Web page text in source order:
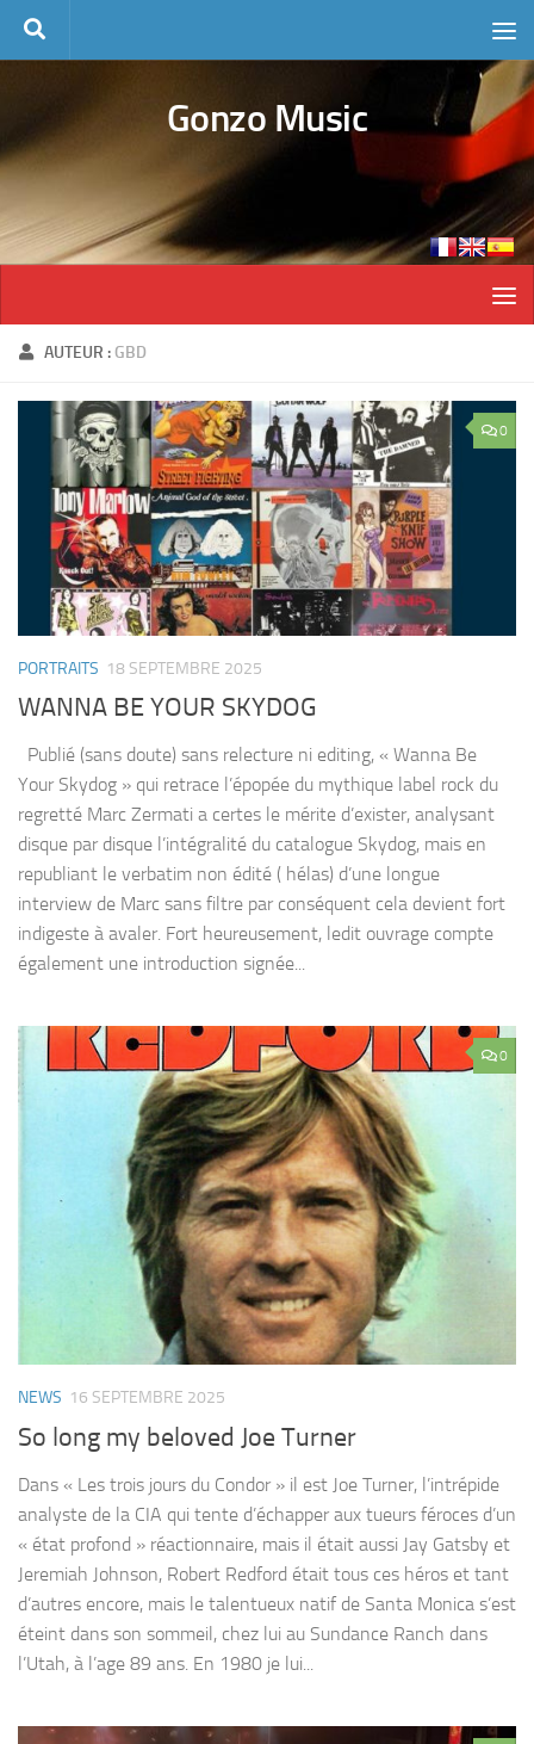
Skip to content
Gonzo Music
AUTEUR : GBD
0
PORTRAITS 18 SEPTEMBRE 2025
WANNA BE YOUR SKYDOG
Publié (sans doute) sans relecture ni editing, « Wanna Be
Your Skydog » qui retrace l’épopée du mythique label rock du
regretté Marc Zermati a certes le mérite d’exister, analysant
disque par disque l’intégralité du catalogue Skydog, mais en
republiant le verbatim non édité ( hélas) d’une longue
interview de Marc sans filtre par conséquent cela devient fort
indigeste à avaler. Fort heureusement, ledit ouvrage compte
également une introduction signée...
0
NEWS 16 SEPTEMBRE 2025
So long my beloved Joe Turner
Dans « Les trois jours du Condor » il est Joe Turner, l’intrépide
analyste de la CIA qui tente d’échapper aux tueurs féroces d’un
« état profond » réactionnaire, mais il était aussi Jay Gatsby et
Jeremiah Johnson, Robert Redford était tous ces héros et tant
d’autres encore, mais le talentueux natif de Santa Monica s’est
éteint dans son sommeil, chez lui au Sundance Ranch dans
l’Utah, à l’age 89 ans. En 1980 je lui...